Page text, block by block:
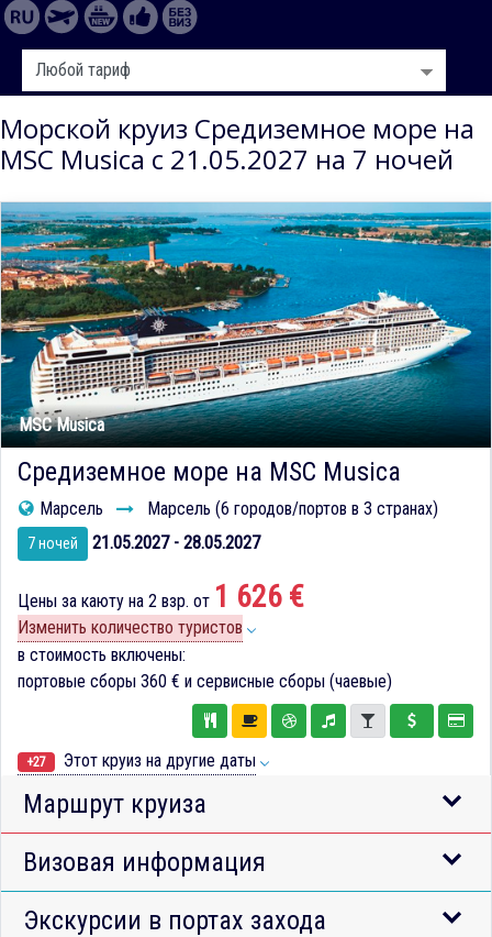
Морской круиз Средиземное море на
MSC Musica с 21.05.2027 на 7 ночей
MSC Musica
Средиземное море на MSC Musica
Марсель Марсель (6 городов/портов в 3 странах)
7 ночей 21.05.2027 - 28.05.2027
Цены за каюту на 2 взр. от 1 626 €
Изменить количество туристов
в стоимость включены:
портовые сборы 360 € и сервисные сборы (чаевые)
+27 Этот круиз на другие даты
Маршрут круиза
Визовая информация
Экскурсии в портах захода